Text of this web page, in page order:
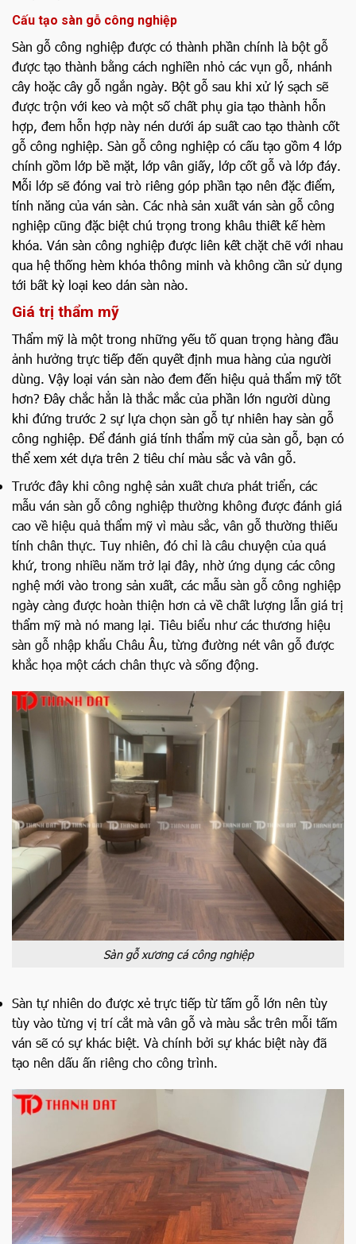
Cấu tạo sàn gỗ công nghiệp
Sàn gỗ công nghiệp được có thành phần chính là bột gỗ
được tạo thành bằng cách nghiền nhỏ các vụn gỗ, nhánh
cây hoặc cây gỗ ngắn ngày. Bột gỗ sau khi xử lý sạch sẽ
được trộn với keo và một số chất phụ gia tạo thành hỗn
hợp, đem hỗn hợp này nén dưới áp suất cao tạo thành cốt
gỗ công nghiệp. Sàn gỗ công nghiệp có cấu tạo gồm 4 lớp
chính gồm lớp bề mặt, lớp vân giấy, lớp cốt gỗ và lớp đáy.
Mỗi lớp sẽ đóng vai trò riêng góp phần tạo nên đặc điểm,
tính năng của ván sàn. Các nhà sản xuất ván sàn gỗ công
nghiệp cũng đặc biệt chú trọng trong khâu thiết kế hèm
khóa. Ván sàn công nghiệp được liên kết chặt chẽ với nhau
qua hệ thống hèm khóa thông minh và không cần sử dụng
tới bất kỳ loại keo dán sàn nào.
Giá trị thẩm mỹ
Thẩm mỹ là một trong những yếu tố quan trọng hàng đầu
ảnh hưởng trực tiếp đến quyết định mua hàng của người
dùng. Vậy loại ván sàn nào đem đến hiệu quả thẩm mỹ tốt
hơn? Đây chắc hẳn là thắc mắc của phần lớn người dùng
khi đứng trước 2 sự lựa chọn sàn gỗ tự nhiên hay sàn gỗ
công nghiệp. Để đánh giá tính thẩm mỹ của sàn gỗ, bạn có
thể xem xét dựa trên 2 tiêu chí màu sắc và vân gỗ.
Trước đây khi công nghệ sản xuất chưa phát triển, các
mẫu ván sàn gỗ công nghiệp thường không được đánh giá
cao về hiệu quả thẩm mỹ vì màu sắc, vân gỗ thường thiếu
tính chân thực. Tuy nhiên, đó chỉ là câu chuyện của quá
khứ, trong nhiều năm trở lại đây, nhờ ứng dụng các công
nghệ mới vào trong sản xuất, các mẫu sàn gỗ công nghiệp
ngày càng được hoàn thiện hơn cả về chất lượng lẫn giá trị
thẩm mỹ mà nó mang lại. Tiêu biểu như các thương hiệu
sàn gỗ nhập khẩu Châu Âu, từng đường nét vân gỗ được
khắc họa một cách chân thực và sống động.
Sàn gỗ xương cá công nghiệp
Sàn tự nhiên do được xẻ trực tiếp từ tấm gỗ lớn nên tùy
tùy vào từng vị trí cắt mà vân gỗ và màu sắc trên mỗi tấm
ván sẽ có sự khác biệt. Và chính bởi sự khác biệt này đã
tạo nên dấu ấn riêng cho công trình.